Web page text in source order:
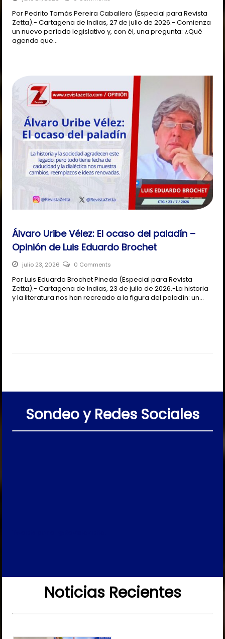
Por Pedrito Tomás Pereira Caballero (Especial para Revista
Zetta).- Cartagena de Indias, 27 de julio de 2026.- Comienza
un nuevo período legislativo y, con él, una pregunta: ¿Qué
agenda que…
Álvaro Uribe Vélez: El ocaso del paladín –
Opinión de Luis Eduardo Brochet
julio 23, 2026 0 Comments
Por Luis Eduardo Brochet Pineda (Especial para Revista
Zetta).- Cartagena de Indias, 23 de julio de 2026.-La historia
y la literatura nos han recreado a la figura del paladín: un…
Sondeo y Redes Sociales
Noticias Recientes